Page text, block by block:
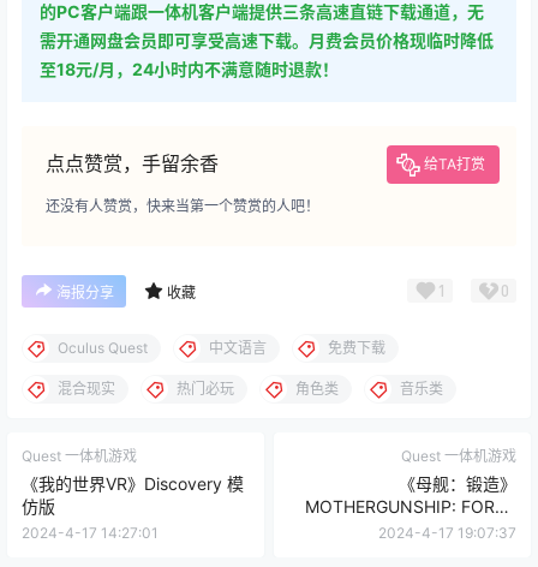
的PC客户端跟一体机客户端提供三条高速直链下载通道，无
需开通网盘会员即可享受高速下载。月费会员价格现临时降低
至18元/月，24小时内不满意随时退款！
点点赞赏，手留余香 给TA打赏
还没有人赞赏，快来当第一个赞赏的人吧！
海报分享 收藏 1 0
Oculus Quest 中文语言 免费下载
混合现实 热门必玩 角色类 音乐类
Quest 一体机游戏
《我的世界VR》Discovery 模
仿版
2024-4-17 14:27:01
Quest 一体机游戏
《母舰：锻造》
MOTHERGUNSHIP: FORGE
VR
2024-4-17 19:07:37